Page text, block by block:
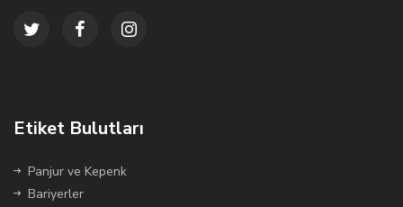
Etiket Bulutları
Panjur ve Kepenk
Bariyerler